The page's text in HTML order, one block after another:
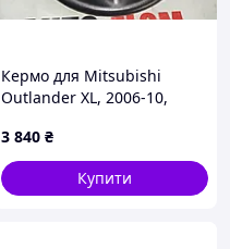
Кермо для Mitsubishi
Outlander XL, 2006-10,
3 840 ₴
Купити